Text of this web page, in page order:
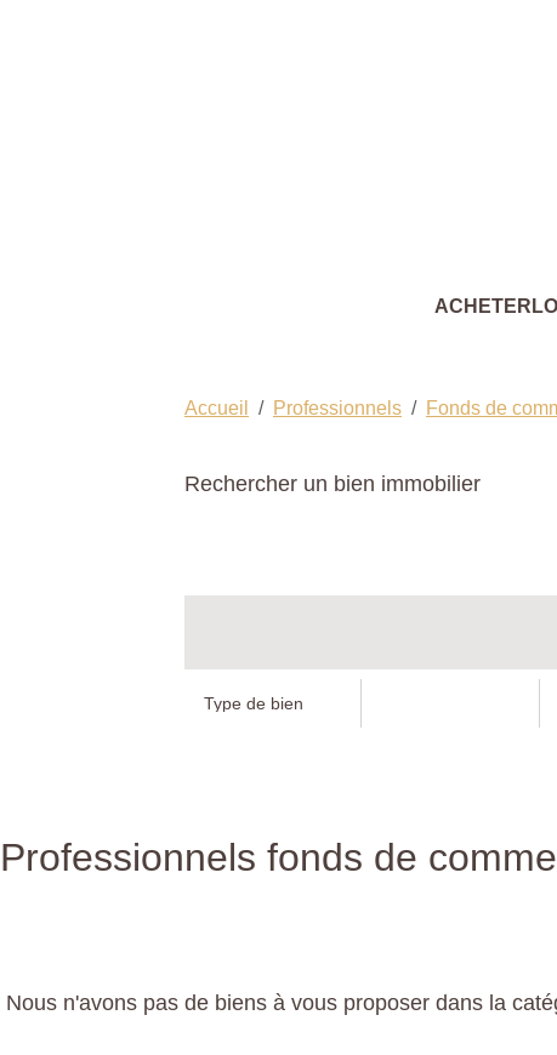
ACHETER
Accueil Professionnels Fonds de
Rechercher un bien immobilier
Professionnels fonds de
Nous n'avons pas de biens à vous proposer dans la